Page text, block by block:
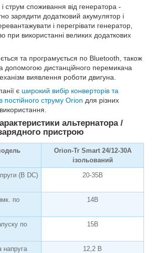
струм споживання від генератора -
зарядити додатковий акумулятор і
і перегрівати генератор,
при використанні великих додаткових
та програмується по Bluetooth, також
допомогою дистанційного перемикача
виявлення роботи двигуна.
є широкий вибір конверторів та
постійного струму Orion для різних
альтернатора /
пристрою
Orion-Tr Smart 24/12-30A
ізольований
(В DC)
20-35В
по
14В
по
15В
напруга
12,2 В